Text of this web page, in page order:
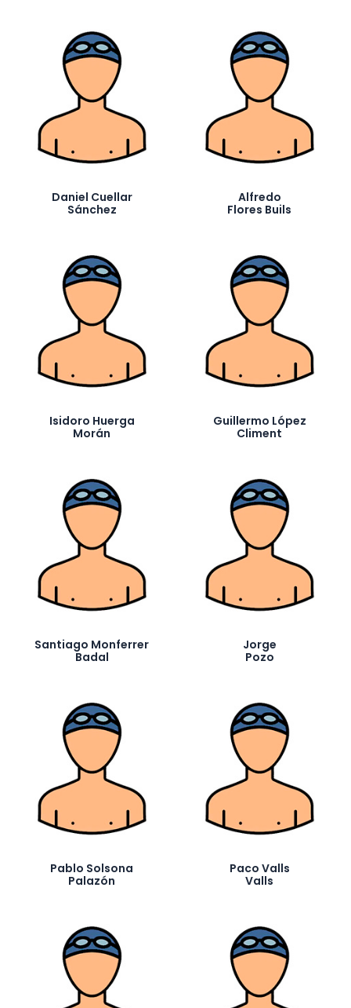
Daniel Cuellar
Sánchez
Alfredo
Flores Buils
Isidoro Huerga
Morán
Guillermo López
Climent
Santiago Monferrer
Badal
Jorge
Pozo
Pablo Solsona
Palazón
Paco Valls
Valls